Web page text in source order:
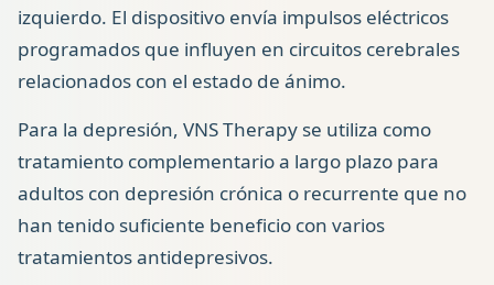
izquierdo. El dispositivo envía impulsos eléctricos
programados que influyen en circuitos cerebrales
relacionados con el estado de ánimo.
Para la depresión, VNS Therapy se utiliza como
tratamiento complementario a largo plazo para
adultos con depresión crónica o recurrente que no
han tenido suficiente beneficio con varios
tratamientos antidepresivos.